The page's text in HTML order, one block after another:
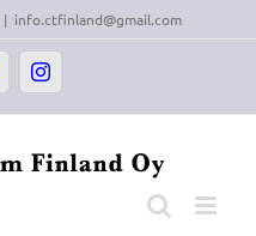
| info.ctfinland@gmail.com
Instagram